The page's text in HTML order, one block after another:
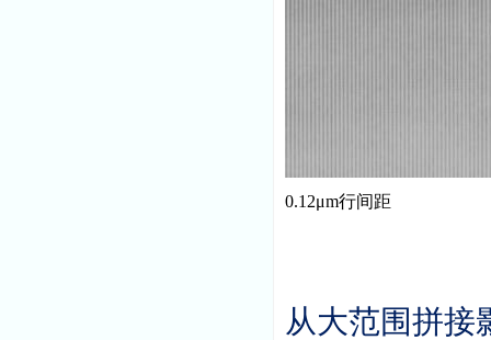
0.12μm行间距
从大范围拼接